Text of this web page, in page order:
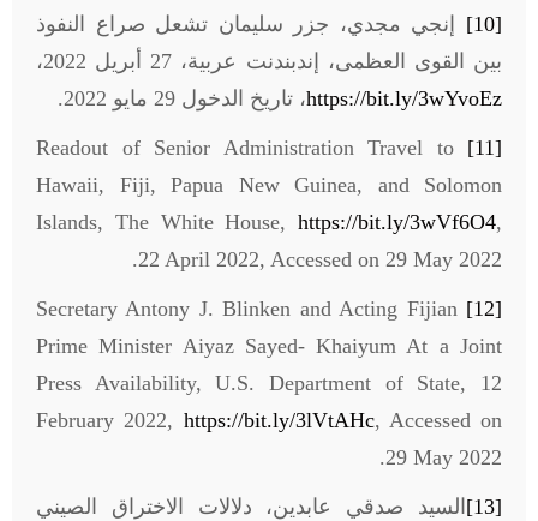
[10] إنجي مجدي، جزر سليمان تشعل صراع النفوذ
بين القوى العظمى، إندبندنت عربية، 27 أبريل 2022،
https://bit.ly/3wYvoEz، تاريخ الدخول 29 مايو 2022.
[11]
Readout of Senior Administration Travel to
Hawaii, Fiji, Papua New Guinea, and Solomon
Islands, The White House, https://bit.ly/3wVf6O4,
22 April 2022, Accessed on 29 May 2022.
[12]
Secretary Antony J. Blinken and Acting Fijian
Prime Minister Aiyaz Sayed- Khaiyum At a Joint
Press Availability, U.S. Department of State, 12
February 2022, https://bit.ly/3lVtAHc, Accessed on
29 May 2022.
[13]
السيد صدقي عابدين، دلالات الاختراق الصيني